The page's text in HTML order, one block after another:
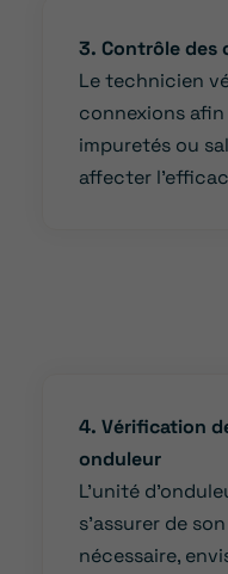
3. Contrôle des
Le technicien
connexions
impuretés ou
affecter
4. Vérification
onduleur
L’unité
s’assurer de
nécessaire,